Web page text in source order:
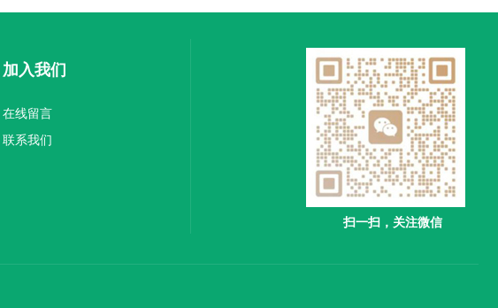
加入我们
在线留言
联系我们
扫一扫，关注微信